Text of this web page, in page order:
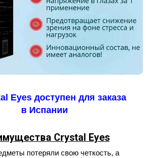
Eyes доступен для заказа
в Испании
Crystal Eyes
потеряли свою четкость, а